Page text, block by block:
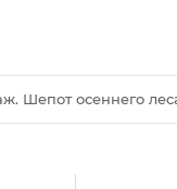
Шепот осеннего